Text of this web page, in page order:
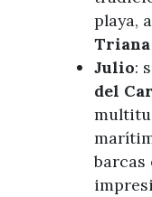
playa,
Triana
Julio:
del
barcas